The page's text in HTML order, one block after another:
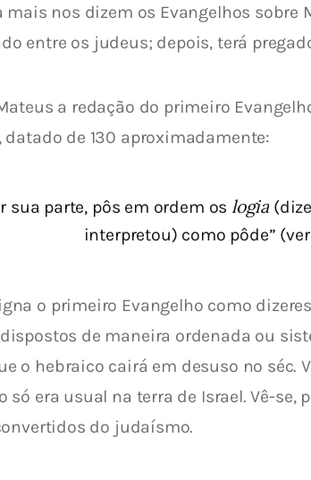
mais nos dizem os Evangelhos
entre os judeus; depois, terá
a redação do primeiro
datado de 130 aproximadamente:
sua parte, pôs em ordem os logia
interpretou) como pôde”
o primeiro Evangelho como
de maneira ordenada ou
o hebraico cairá em desuso no séc.
só era usual na terra de Israel. Vê-
do judaísmo.